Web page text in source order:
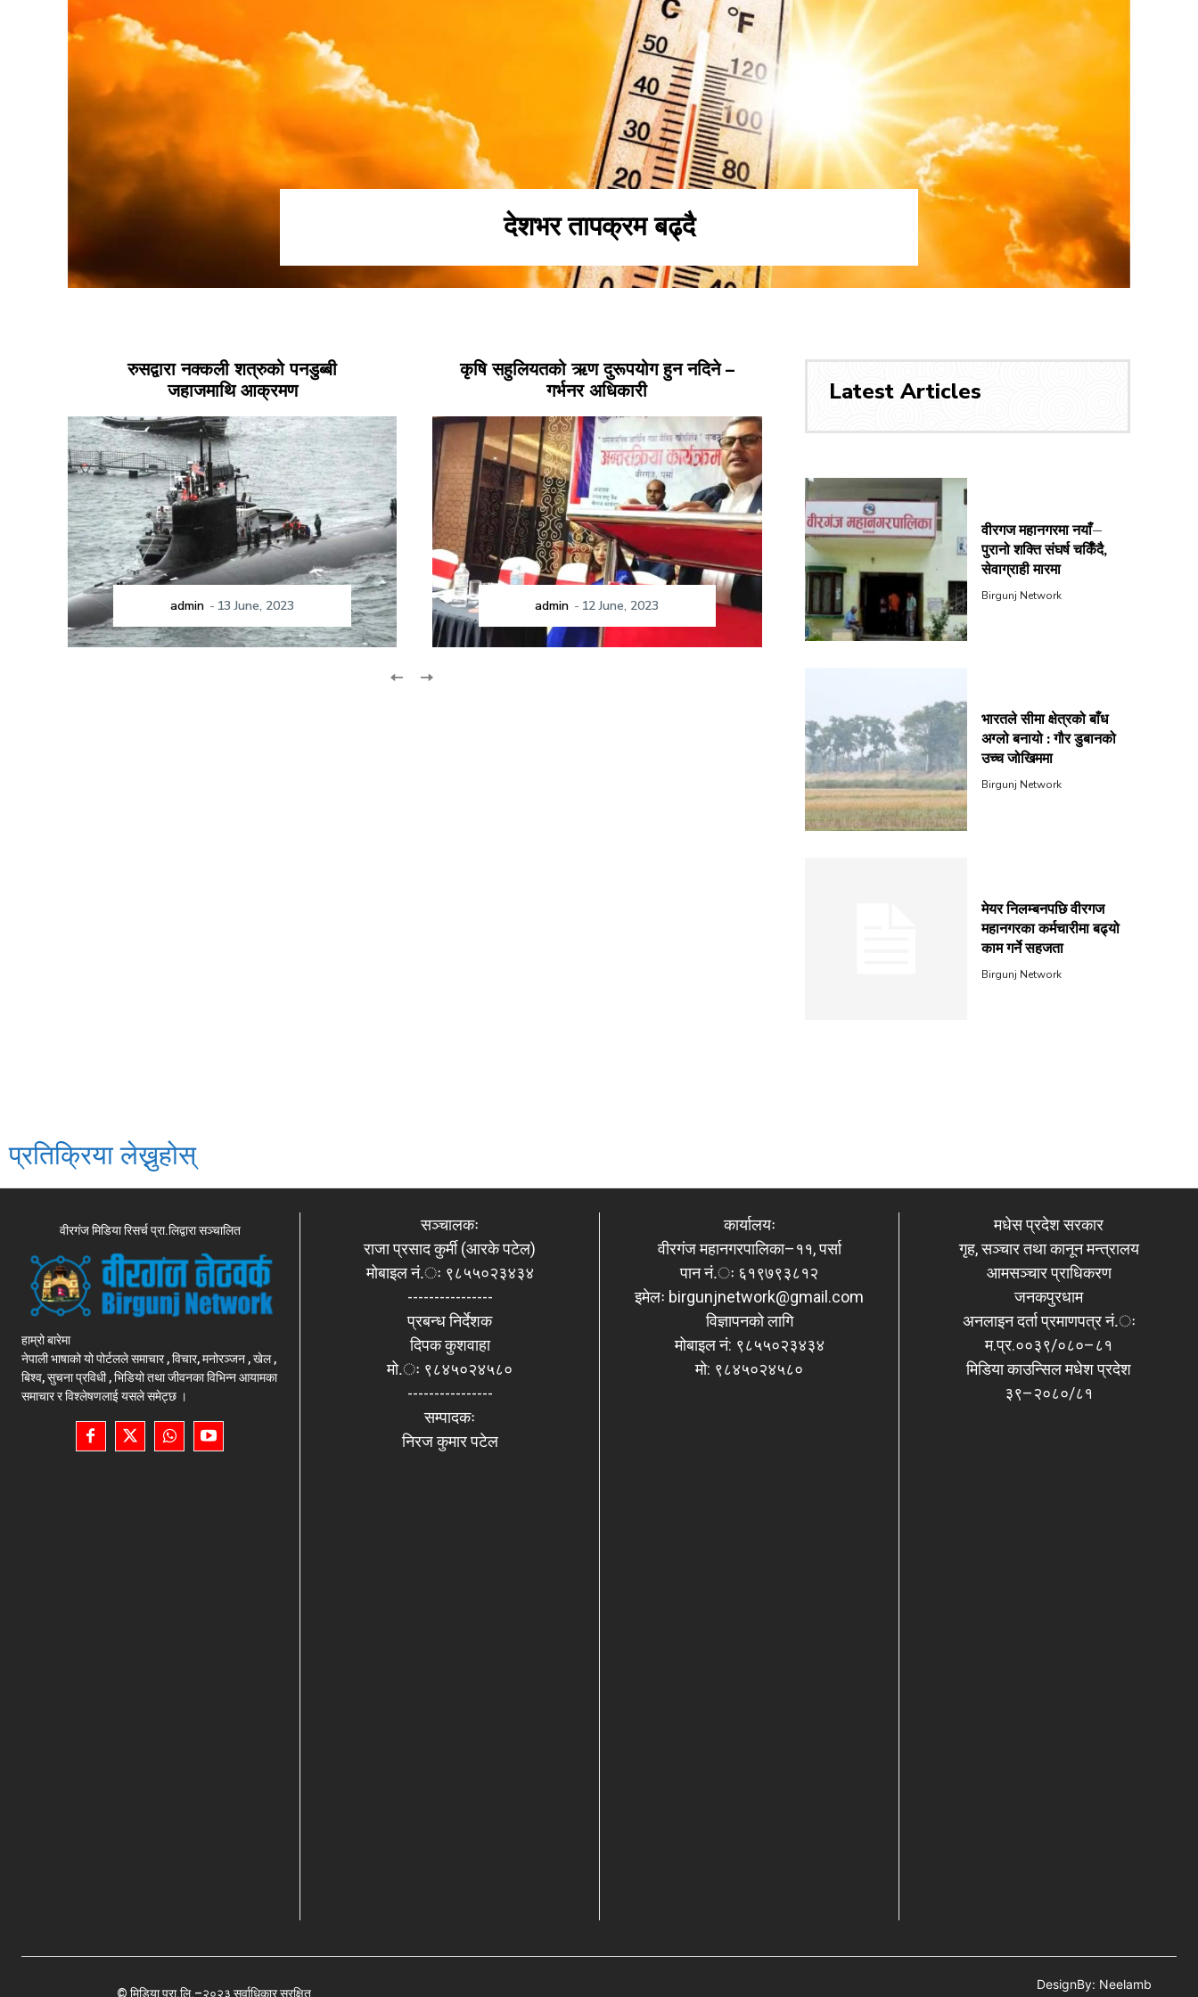
देशभर तापक्रम बढ्दै
रुसद्वारा नक्कली शत्रुको पनडुब्बी
जहाजमाथि आक्रमण
admin - 13 June, 2023
कृषि सहुलियतको ऋण दुरूपयोग हुन नदिने –
गर्भनर अधिकारी
admin - 12 June, 2023
Latest Articles
वीरगज महानगरमा नयाँ–
पुरानो शक्ति संघर्ष चर्किँदै,
सेवाग्राही मारमा
Birgunj Network
भारतले सीमा क्षेत्रको बाँध
अग्लो बनायो : गौर डुबानको
उच्च जोखिममा
Birgunj Network
मेयर निलम्बनपछि वीरगज
महानगरका कर्मचारीमा बढ्यो
काम गर्ने सहजता
Birgunj Network
प्रतिक्रिया लेख्नुहोस्
वीरगंज मिडिया रिसर्च प्रा.लिद्वारा सञ्चालित
हाम्रो बारेमा
नेपाली भाषाको यो पोर्टलले समाचार , विचार, मनोरञ्जन , खेल ,
बिश्व, सुचना प्रविधी , भिडियो तथा जीवनका विभिन्न आयामका
समाचार र विश्लेषणलाई यसले समेट्छ ।
सञ्चालकः
राजा प्रसाद कुर्मी (आरके पटेल)
मोबाइल नं.ः ९८५५०२३४३४
----------------
प्रबन्ध निर्देशक
दिपक कुशवाहा
मो.ः ९८४५०२४५८०
----------------
सम्पादकः
निरज कुमार पटेल
कार्यालयः
वीरगंज महानगरपालिका–११, पर्सा
पान नं.ः ६१९७९३८१२
इमेलः birgunjnetwork@gmail.com
विज्ञापनको लागि
मोबाइल नं: ९८५५०२३४३४
मो: ९८४५०२४५८०
मधेस प्रदेश सरकार
गृह, सञ्चार तथा कानून मन्त्रालय
आमसञ्चार प्राधिकरण
जनकपुरधाम
अनलाइन दर्ता प्रमाणपत्र नं.ः
म.प्र.००३९/०८०–८१
मिडिया काउन्सिल मधेश प्रदेश
३९–२०८०/८१
© मिडिया प्रा.लि.–२०२३ सर्वाधिकार सुरक्षित
DesignBy: Neelamb